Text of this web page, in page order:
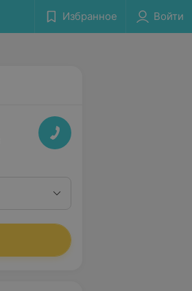
Избранное Войти